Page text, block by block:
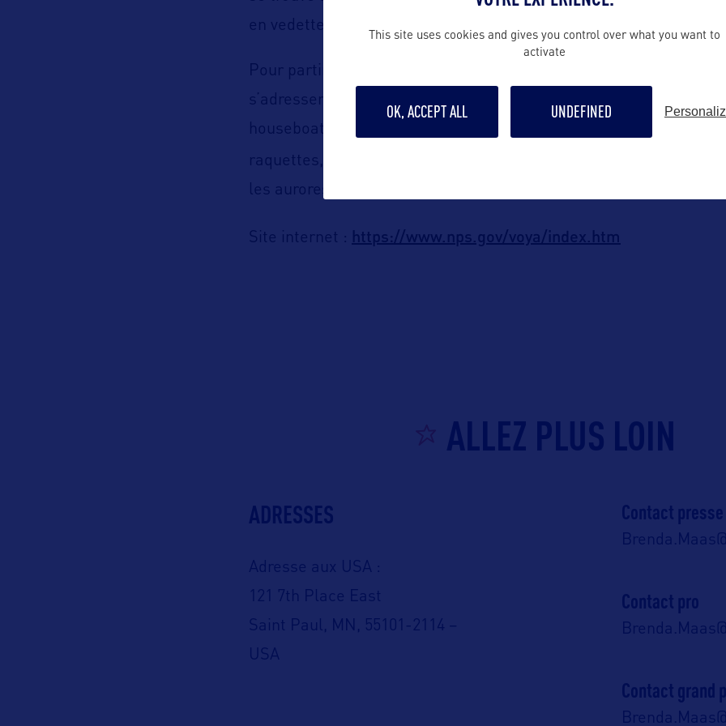
en vedette ou en canoë ainsi que d’autres excursions pédestres.
Pour partir au moins une ou deux nuits
il est
s’adresser à un pourvoyeur local ou « outfitter ». On peut aussi
houseboat tout équipé. L’accès au parc est un peu plus aisé en
raquettes, skis ou
, mais tout est relatif ! Ce sera
les aurores boréales justifiant leur nom indien de « pays du ciel
Site internet : https://www.nps.gov/voya/index.htm
ALLEZ PLUS LOIN
ADRESSES
Adresse aux USA :
121 7th Place East
Saint Paul, MN, 55101-2114 –
USA
Contact presse
Contact pro
Contact grand
This site uses cookies and gives you control over what you want to
activate
OK, ACCEPT ALL UNDEFINED